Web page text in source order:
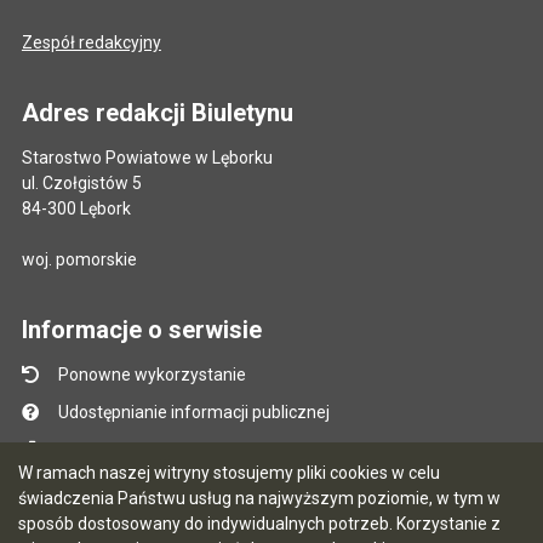
W ramach naszej witryny stosujemy pliki cookies w celu
świadczenia Państwu usług na najwyższym poziomie, w tym w
sposób dostosowany do indywidualnych potrzeb. Korzystanie z
Zespół redakcyjny
Adres redakcji Biuletynu
Starostwo Powiatowe w Lęborku
ul. Czołgistów 5
84-300 Lębork
woj. pomorskie
Informacje o serwisie
Ponowne wykorzystanie
Udostępnianie informacji publicznej
Instrukcja obsługi
Statystyki oglądalności